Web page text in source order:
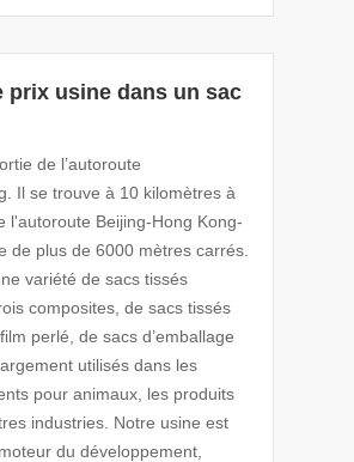
prix usine dans un sac
de l’autoroute
Il se trouve à 10 kilomètres à
l'autoroute Beijing-Hong Kong-
de plus de 6000 mètres carrés.
variété de sacs tissés
composites, de sacs tissés
perlé, de sacs d’emballage
utilisés dans les
pour animaux, les produits
industries. Notre usine est
du développement,